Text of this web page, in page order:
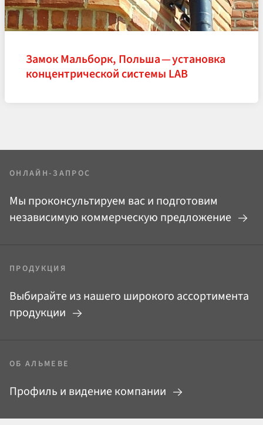
Замок Мальборк, Польша — установка
концентрической системы LAB
ОНЛАЙН-ЗАПРОС
Мы проконсультируем вас и подготовим
независимую коммерческую предложение
ПРОДУКЦИЯ
Выбирайте из нашего широкого ассортимента
продукции
ОБ АЛЬМЕВЕ
Профиль и видение компании